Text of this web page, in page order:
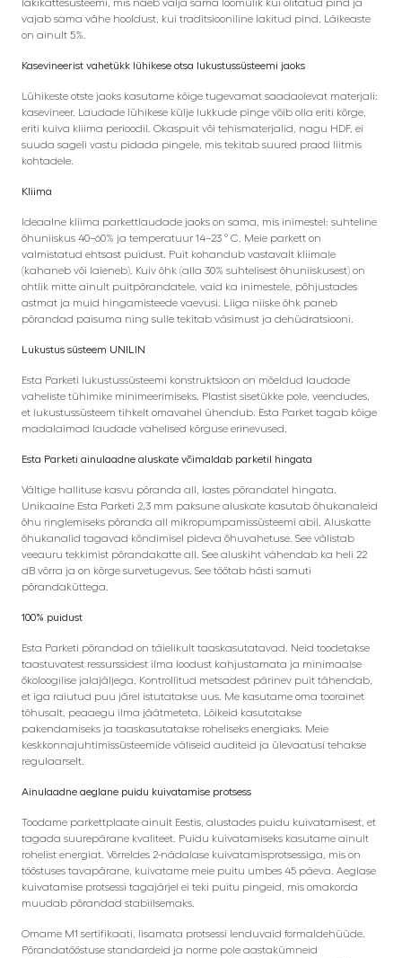
lakikattesüsteemi, mis näeb välja sama loomulik kui õlitatud pind ja
vajab sama vähe hooldust, kui traditsiooniline lakitud pind. Läikeaste
on ainult 5%.
Kasevineerist vahetükk lühikese otsa lukustussüsteemi jaoks
Lühikeste otste jaoks kasutame kõige tugevamat saadaolevat materjali:
kasevineer. Laudade lühikese külje lukkude pinge võib olla eriti kõrge,
eriti kuiva kliima perioodil. Okaspuit või tehismaterjalid, nagu HDF, ei
suuda sageli vastu pidada pingele, mis tekitab suured praod liitmis
kohtadele.
Kliima
Ideaalne kliima parkettlaudade jaoks on sama, mis inimestel: suhteline
õhuniiskus 40–60% ja temperatuur 14–23 ° C. Meie parkett on
valmistatud ehtsast puidust. Puit kohandub vastavalt kliimale
(kahaneb või laieneb). Kuiv õhk (alla 30% suhtelisest õhuniiskusest) on
ohtlik mitte ainult puitpõrandatele, vaid ka inimestele, põhjustades
astmat ja muid hingamisteede vaevusi. Liiga niiske õhk paneb
põrandad paisuma ning sulle tekitab väsimust ja dehüdratsiooni.
Lukustus süsteem UNILIN
Esta Parketi lukustussüsteemi konstruktsioon on mõeldud laudade
vaheliste tühimike minimeerimiseks. Plastist sisetükke pole, veendudes,
et lukustussüsteem tihkelt omavahel ühendub. Esta Parket tagab kõige
madalaimad laudade vahelised kõrguse erinevused.
Esta Parketi ainulaadne aluskate võimaldab parketil hingata
Vältige hallituse kasvu põranda all, lastes põrandatel hingata.
Unikaalne Esta Parketi 2,3 mm paksune aluskate kasutab õhukanaleid
õhu ringlemiseks põranda all mikropumpamissüsteemi abil. Aluskatte
õhukanalid tagavad kõndimisel pideva õhuvahetuse. See välistab
veeauru tekkimist põrandakatte all. See aluskiht vähendab ka heli 22
dB võrra ja on kõrge survetugevus. See töötab hästi samuti
põrandaküttega.
100% puidust
Esta Parketi põrandad on täielikult taaskasutatavad. Neid toodetakse
taastuvatest ressurssidest ilma loodust kahjustamata ja minimaalse
ökoloogilise jalajäljega. Kontrollitud metsadest pärinev puit tähendab,
et iga raiutud puu järel istutatakse uus. Me kasutame oma toorainet
tõhusalt, peaaegu ilma jäätmeteta. Lõikeid kasutatakse
pakendamiseks ja taaskasutatakse roheliseks energiaks. Meie
keskkonnajuhtimissüsteemide väliseid auditeid ja ülevaatusi tehakse
regulaarselt.
Ainulaadne aeglane puidu kuivatamise protsess
Toodame parkettplaate ainult Eestis, alustades puidu kuivatamisest, et
tagada suurepärane kvaliteet. Puidu kuivatamiseks kasutame ainult
rohelist energiat. Võrreldes 2-nädalase kuivatamisprotsessiga, mis on
tööstuses tavapärane, kuivatame meie puitu umbes 45 päeva. Aeglase
kuivatamise protsessi tagajärjel ei teki puitu pingeid, mis omakorda
muudab põrandad stabiilsemaks.
Omame M1 sertifikaati, lisamata protsessi lenduvaid formaldehüüde.
Põrandatööstuse standardeid ja norme pole aastakümneid